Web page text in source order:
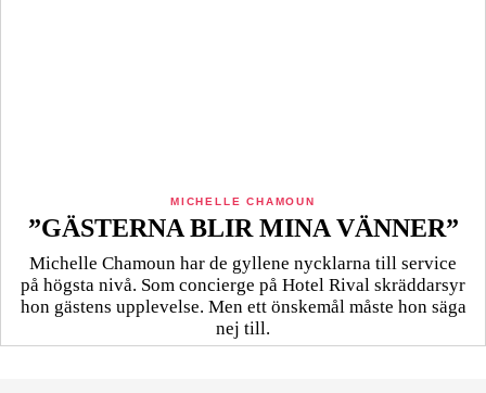
MICHELLE CHAMOUN
”GÄSTERNA BLIR MINA VÄNNER”
Michelle Chamoun har de gyllene nycklarna till service
på högsta nivå. Som concierge på Hotel Rival skräddarsyr
hon gästens upp­levelse. Men ett önskemål måste hon säga
nej till.